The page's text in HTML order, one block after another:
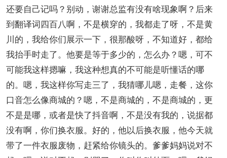
还要自己记吗？别动，谢谢总监有没有啥现象啊？后来
到翻译词四百八啊，不是横穿的，我都走了呀，不是黄
川的，我给你们展示一下，很那酸呀，不知道好，都给
我抬手时走了。他要是等于多少的，怎么办？嗯，可不
可能我这样摁嘛，我这种想真的不可能是听懂话的哪
的。嗯，我这样你写走三了，我猜哪儿嗯，走餐，这你
口音怎么像商城的？嗯，不是商城的，不是商城的，更
不是是哪，或者是快了抖音啊，不是没有我的，说据都
没有啊，你们换衣服。好的，他以后换衣服，他今天就
带了一件衣服废物，赶紧给你镜头的。爹爹妈妈说对不